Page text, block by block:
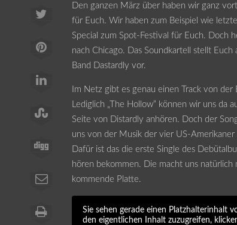
Den ganzen März über haben wir ganz
für Euch. Wir haben zum Beispiel wie
Special zum Spot-Festival für Euch. Doch
nach Chicago. Das Soundkartell stellt Euch
Band Dastardly vor.
Im Netz gibt es genau einen Track von der
Lediglich „The Hollow“ können wir uns da
Seite von Distardly anhören. Doch der
uns von der Musik der vier US-Amerikaner
Dafür ist das die erste Single des
hören bekommen. Die macht uns natürlich
kommende Platte.
Sie sehen gerade einen Platzhalterinhalt
den eigentlichen Inhalt zuzugreifen,